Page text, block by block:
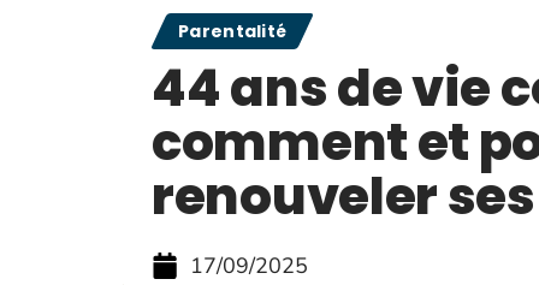
Parentalité
44 ans de vie
comment et
renouveler
17/09/2025